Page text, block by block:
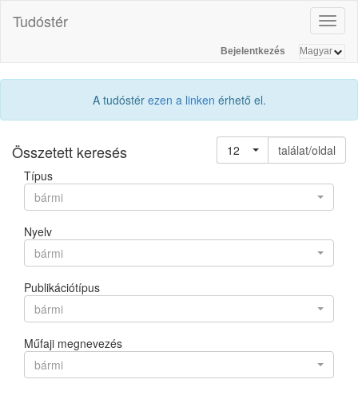
Tudóstér
Bejelentkezés
A tudóstér ezen a linken érhető el.
Összetett keresés 12
találat/oldal
Típus
bármi
Nyelv
bármi
Publikációtípus
bármi
Műfaji megnevezés
bármi